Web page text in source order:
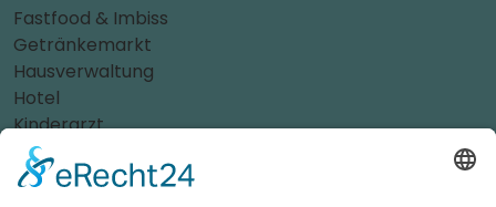
Fastfood & Imbiss
Getränkemarkt
Hausverwaltung
Hotel
Kinderarzt
Personalvermittler
Weitere Sportvereine